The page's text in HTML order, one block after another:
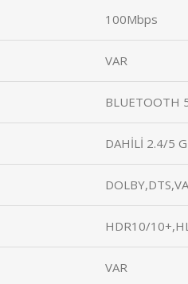
100Mbps
VAR
BLUETOOTH
DAHİLİ 2.4/5
HDR10/
VAR